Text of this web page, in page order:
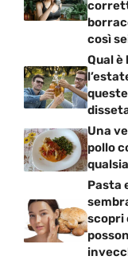
così
Qual
Una
pollo
Pasta
scopri